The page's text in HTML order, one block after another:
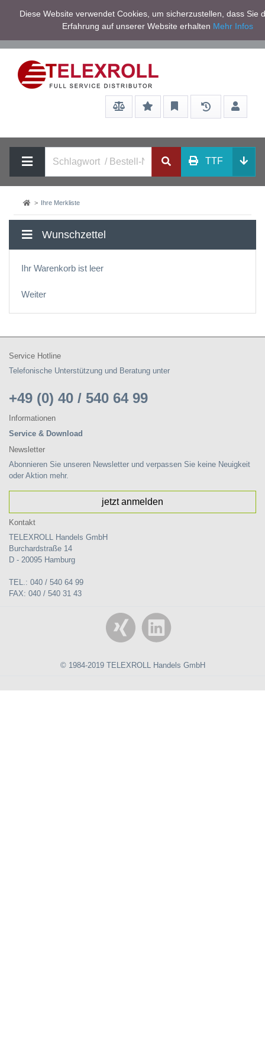
Service/Hilfe
Netto zzgl.
Mwst
TTF
Ihre Merkliste
Wunschzettel
Ihr Warenkorb ist leer
Weiter
Service Hotline
Telefonische Unterstützung und Beratung unter
+49 (0) 40 / 540 64 99
Informationen
Service & Download
Newsletter
Abonnieren Sie unseren Newsletter und verpassen Sie keine Neuigkeit
oder Aktion mehr.
jetzt anmelden
Kontakt
TELEXROLL Handels GmbH
Burchardstraße 14
D - 20095 Hamburg
TEL.: 040 / 540 64 99
FAX: 040 / 540 31 43
© 1984-2019 TELEXROLL Handels GmbH
Diese Website verwendet Cookies, um sicherzustellen, dass Sie
Erfahrung auf unserer Website erhalten Mehr Infos